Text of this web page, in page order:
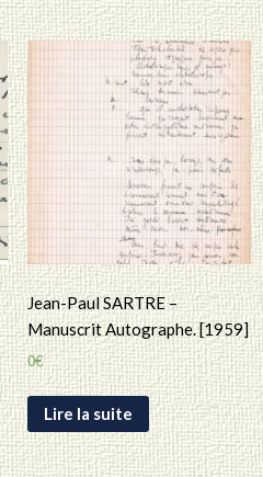
Jean-Paul SARTRE –
Manuscrit Autographe. [1959]
0€
Lire la suite